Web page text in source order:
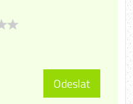
Odeslat